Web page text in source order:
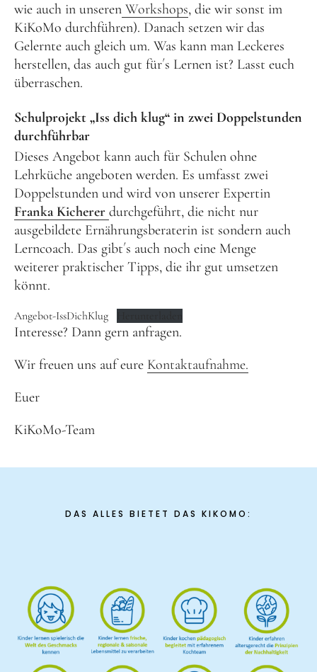
Offene Angebote
Werde Klimabotschafter:in
Kindergeburtstag im KiKoMo
Mitmachen
FSJ/BFD/FÖJ
Spenden
Schenk ein Lächeln, statt ein Geschenk!
Kontakt
Linktree
Newsletter
wie auch in unseren Workshops, die wir sonst im
KiKoMo durchführen). Danach setzen wir das
Gelernte auch gleich um. Was kann man Leckeres
herstellen, das auch gut für´s Lernen ist? Lasst euch
überraschen.
Schulprojekt „Iss dich klug“ in zwei Doppelstunden
durchführbar
Dieses Angebot kann auch für Schulen ohne
Lehrküche angeboten werden. Es umfasst zwei
Doppelstunden und wird von unserer Expertin
Franka Kicherer durchgeführt, die nicht nur
ausgebildete Ernährungsberaterin ist sondern auch
Lerncoach. Das gibt´s auch noch eine Menge
weiterer praktischer Tipps, die ihr gut umsetzen
könnt.
Angebot-IssDichKlug
Interesse? Dann gern anfragen.
Wir freuen uns auf eure Kontaktaufnahme.
Euer
KiKoMo-Team
DAS ALLES BIETET DAS KIKOMO: